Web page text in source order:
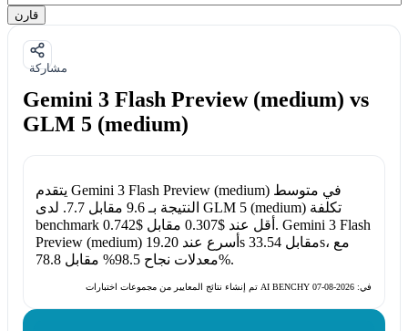
قارن
مشاركة
Gemini 3 Flash Preview (medium) vs
GLM 5 (medium)
Gemini 3 Flash Preview (medium)في متوسط
النتيجة بـ9.6 مقابل7.7 GLM 5 (medium)تكلفة
benchmark أقل عند$0.307 مقابل$0.742 . Gemini 3 Flash
Preview (medium)
أسرع عند 19.20s مقابل33.54s، مع
معدلات نجاح98.5% مقابل 78.8%.
تم إنشاء نتائج المعايير من مجموعات اختبارات AI BENCHY في: 2026-08-07